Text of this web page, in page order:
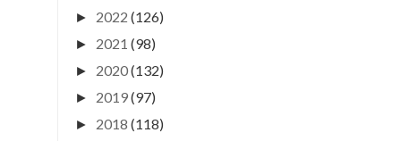
► 2022 (126)
► 2021 (98)
► 2020(132)
► 2019(97)
► 2018 (118)